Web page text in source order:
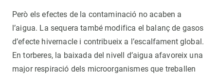
Però els efectes de la contaminació no acaben a
l’aigua. La sequera també modifica el balanç de gasos
d’efecte hivernacle i contribueix a l’escalfament global.
En torberes, la baixada del nivell d’aigua afavoreix una
major respiració dels microorganismes que treballen